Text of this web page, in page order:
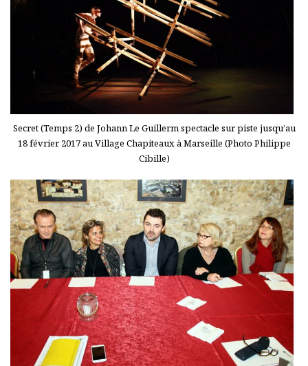
Secret (Temps 2) de Johann Le Guillerm spectacle sur piste jusqu’au
18 février 2017 au Village Chapiteaux à Marseille (Photo Philippe
Cibille)